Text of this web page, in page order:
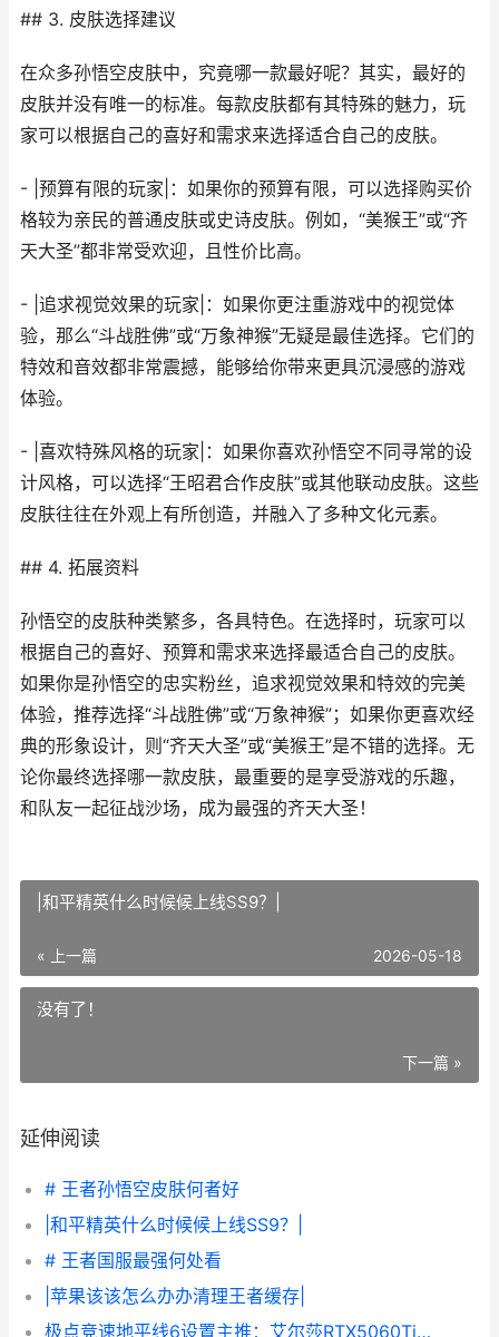
## 3. 皮肤选择建议
在众多孙悟空皮肤中，究竟哪一款最好呢？其实，最好的
皮肤并没有唯一的标准。每款皮肤都有其特殊的魅力，玩
家可以根据自己的喜好和需求来选择适合自己的皮肤。
- |预算有限的玩家|：如果你的预算有限，可以选择购买价
格较为亲民的普通皮肤或史诗皮肤。例如，“美猴王”或“齐
天大圣”都非常受欢迎，且性价比高。
- |追求视觉效果的玩家|：如果你更注重游戏中的视觉体
验，那么“斗战胜佛”或“万象神猴”无疑是最佳选择。它们的
特效和音效都非常震撼，能够给你带来更具沉浸感的游戏
体验。
- |喜欢特殊风格的玩家|：如果你喜欢孙悟空不同寻常的设
计风格，可以选择“王昭君合作皮肤”或其他联动皮肤。这些
皮肤往往在外观上有所创造，并融入了多种文化元素。
## 4. 拓展资料
孙悟空的皮肤种类繁多，各具特色。在选择时，玩家可以
根据自己的喜好、预算和需求来选择最适合自己的皮肤。
如果你是孙悟空的忠实粉丝，追求视觉效果和特效的完美
体验，推荐选择“斗战胜佛”或“万象神猴”；如果你更喜欢经
典的形象设计，则“齐天大圣”或“美猴王”是不错的选择。无
论你最终选择哪一款皮肤，最重要的是享受游戏的乐趣，
和队友一起征战沙场，成为最强的齐天大圣！
|和平精英什么时候候上线SS9？|
« 上一篇 2026-05-18
没有了！
下一篇 »
延伸阅读
# 王者孙悟空皮肤何者好
|和平精英什么时候候上线SS9？|
# 王者国服最强何处看
|苹果该该怎么办办清理王者缓存|
极点竞速地平线6设置主推：艾尔莎RTX5060Ti装机体验 地平线 极限竞速